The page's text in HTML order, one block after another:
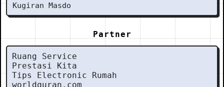
Kugiran Masdo
Partner
Ruang Service
Prestasi Kita
Tips Electronic Rumah
worldquran.com